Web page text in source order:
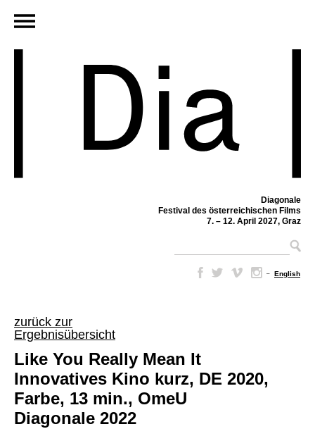
Diagonale
Festival des österreichischen Films
7. – 12. April 2027, Graz
– English
zurück zur
Ergebnisübersicht
Like You Really Mean It
Innovatives Kino kurz, DE 2020,
Farbe, 13 min., OmeU
Diagonale 2022